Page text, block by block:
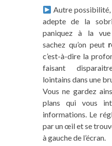
Autre possibilité,
adepte de la
paniquez à la vue
sachez qu’on peut
c’est-à-dire la
faisant
lointains dans une
Vous ne gardez
plans qui vous
informations. Le
par un œil et se
à gauche de l’écran.